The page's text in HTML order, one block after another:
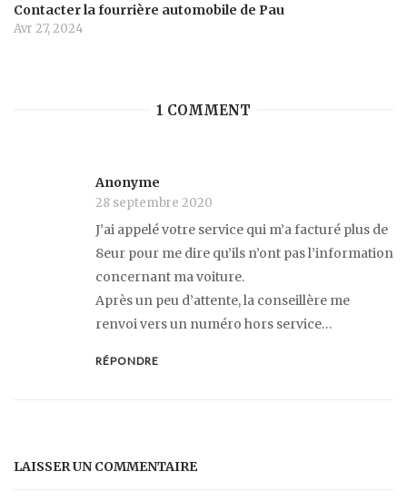
Contacter la fourrière automobile de Pau
Avr 27, 2024
1 COMMENT
Anonyme
28 septembre 2020
J’ai appelé votre service qui m’a facturé plus de
8eur pour me dire qu’ils n’ont pas l’information
concernant ma voiture.
Après un peu d’attente, la conseillère me
renvoi vers un numéro hors service…
RÉPONDRE
LAISSER UN COMMENTAIRE